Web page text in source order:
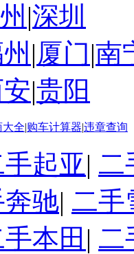
|深圳
|厦门|南
|贵阳
大全|购车计算器|违章查询
起亚| 二
驰| 二手
本田 | 二